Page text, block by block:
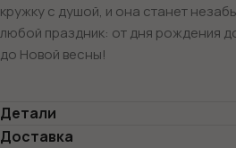
кружку с душой, и она станет
любой праздник: от дня рождения
до Новой весны!
Детали
Доставка